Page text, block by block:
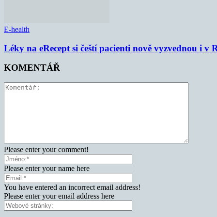
E-health
Léky na eRecept si čeští pacienti nově vyzvednou i v
KOMENTÁŘ
Please enter your comment!
Please enter your name here
You have entered an incorrect email address!
Please enter your email address here